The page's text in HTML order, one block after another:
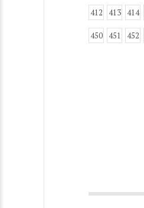
412 413 414
450 451 452